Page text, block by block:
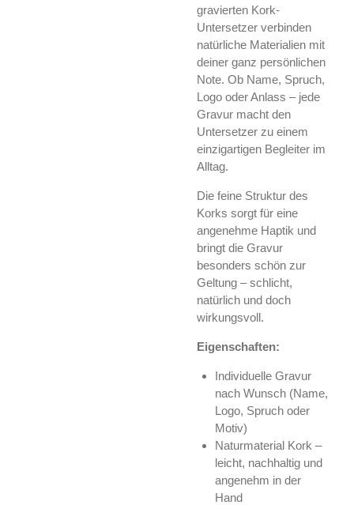
gravierten Kork-
Untersetzer verbinden
natürliche Materialien mit
deiner ganz persönlichen
Note. Ob Name, Spruch,
Logo oder Anlass – jede
Gravur macht den
Untersetzer zu einem
einzigartigen Begleiter im
Alltag.
Die feine Struktur des
Korks sorgt für eine
angenehme Haptik und
bringt die Gravur
besonders schön zur
Geltung – schlicht,
natürlich und doch
wirkungsvoll.
Eigenschaften:
Individuelle Gravur
nach Wunsch (Name,
Logo, Spruch oder
Motiv)
Naturmaterial Kork –
leicht, nachhaltig und
angenehm in der
Hand